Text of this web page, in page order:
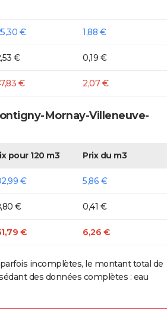
€ 1,88 €
€ 0,19 €
€ 2,07 €
Mornay-Villeneuve-
pour 120 m3 Prix du m3
€ 5,86 €
€ 0,41 €
€ 6,26 €
incomplètes, le montant total de
des données complètes : eau